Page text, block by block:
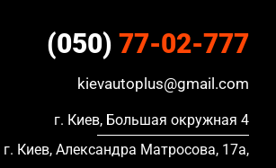
(050) 77-02-777
kievautoplus@gmail.com
г. Киев, Большая окружная 4
г. Киев, Александра Матросова, 17а,